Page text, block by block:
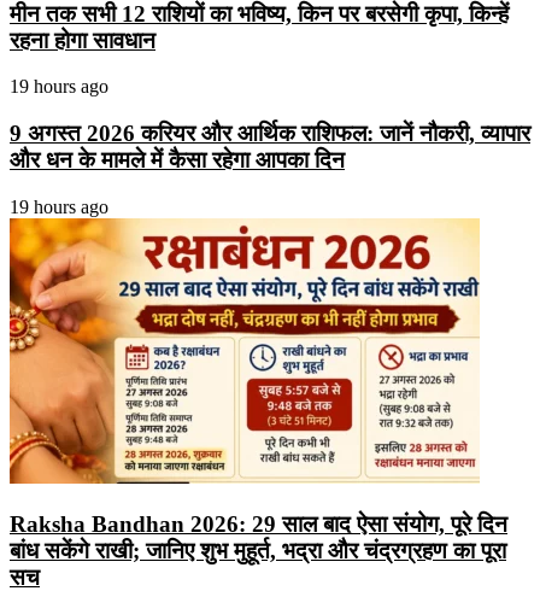
मीन तक सभी 12 राशियों का भविष्य, किन पर बरसेगी कृपा, किन्हें
रहना होगा सावधान
19 hours ago
9 अगस्त 2026 करियर और आर्थिक राशिफल: जानें नौकरी, व्यापार
और धन के मामले में कैसा रहेगा आपका दिन
19 hours ago
Raksha Bandhan 2026: 29 साल बाद ऐसा संयोग, पूरे दिन
बांध सकेंगे राखी; जानिए शुभ मुहूर्त, भद्रा और चंद्रग्रहण का पूरा
सच